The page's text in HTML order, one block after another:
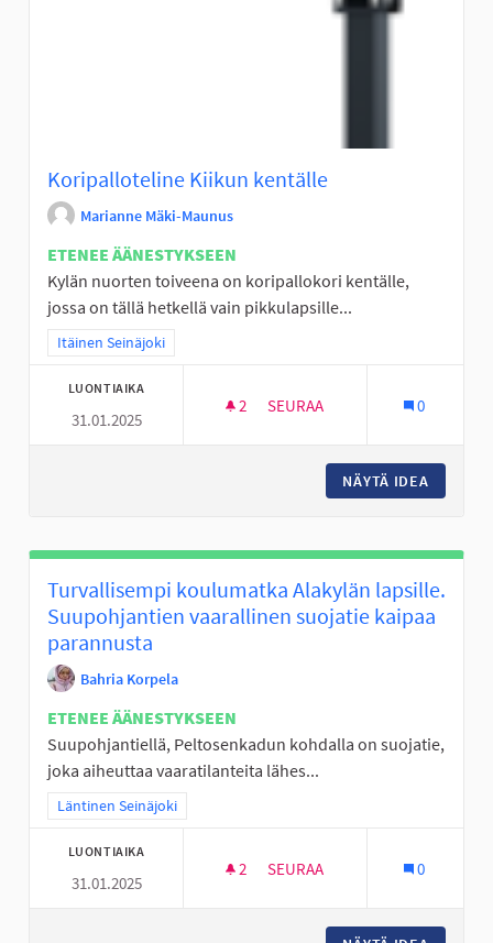
Koripalloteline Kiikun kentälle
Marianne Mäki-Maunus
ETENEE ÄÄNESTYKSEEN
Kylän nuorten toiveena on koripallokori kentälle,
jossa on tällä hetkellä vain pikkulapsille...
Rajaa tulokset teeman mukaan: Itäinen Seinäjoki
Itäinen Seinäjoki
LUONTIAIKA
31.01.2025
2 2 SEURAAJAA
SEURAA 0
NÄYTÄ IDEA
Turvallisempi koulumatka Alakylän lapsille.
Suupohjantien vaarallinen suojatie kaipaa
parannusta
Bahria Korpela
ETENEE ÄÄNESTYKSEEN
Suupohjantiellä, Peltosenkadun kohdalla on suojatie,
joka aiheuttaa vaaratilanteita lähes...
Rajaa tulokset teeman mukaan: Läntinen Seinäjoki
Läntinen Seinäjoki
LUONTIAIKA
31.01.2025
2 2 SEURAAJAA
SEURAA 0